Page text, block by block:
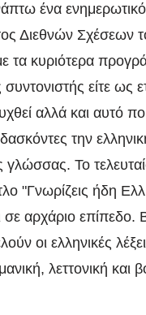
ένα ενημερωτικό
Διεθνών Σχέσεων
τα κυριότερα
είτε ως
αλλά και αυτό
την
γλώσσας. Το
"Γνωρίζεις ήδη
αρχάριο επίπεδο.
οι ελληνικές
λεττονική
Τα διδακτικά εγχειρίδια
περισσότερα